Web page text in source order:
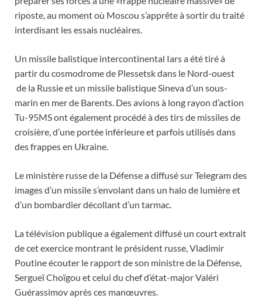
riposte, au moment où Moscou s’apprête à sortir du traité
interdisant les essais nucléaires.
Un missile balistique intercontinental Iars a été tiré à
partir du cosmodrome de Plessetsk dans le Nord-ouest
de la Russie et un missile balistique Sineva d’un sous-
marin en mer de Barents. Des avions à long rayon d’action
Tu-95MS ont également procédé à des tirs de missiles de
croisière, d’une portée inférieure et parfois utilisés dans
des frappes en Ukraine.
Le ministère russe de la Défense a diffusé sur Telegram des
images d’un missile s’envolant dans un halo de lumière et
d’un bombardier décollant d’un tarmac.
La télévision publique a également diffusé un court extrait
de cet exercice montrant le président russe, Vladimir
Poutine écouter le rapport de son ministre de la Défense,
Sergueï Choïgou et celui du chef d’état-major Valéri
Guérassimov après ces manœuvres.